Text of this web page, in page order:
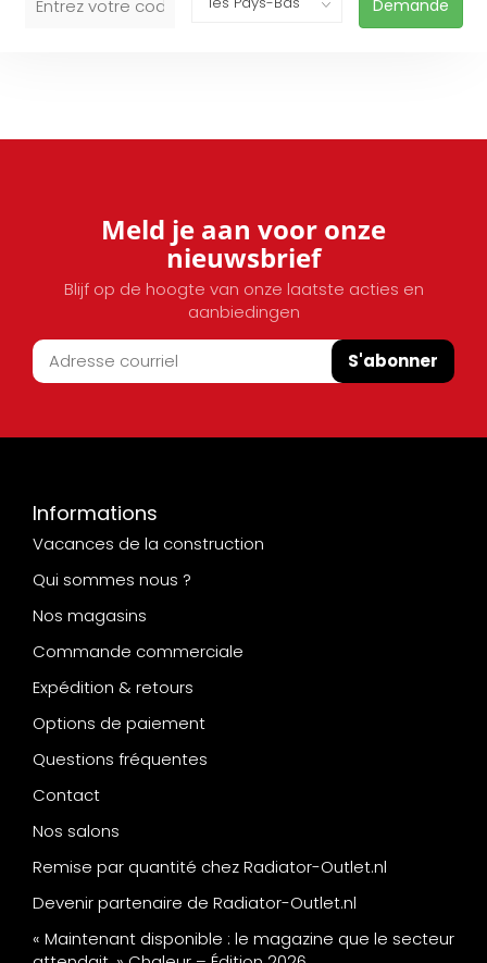
Demande
Meld je aan voor onze
nieuwsbrief
Blijf op de hoogte van onze laatste acties en
aanbiedingen
S'abonner
Informations
Vacances de la construction
Qui sommes nous ?
Nos magasins
Commande commerciale
Expédition & retours
Options de paiement
Questions fréquentes
Contact
Nos salons
Remise par quantité chez Radiator-Outlet.nl
Devenir partenaire de Radiator-Outlet.nl
« Maintenant disponible : le magazine que le secteur